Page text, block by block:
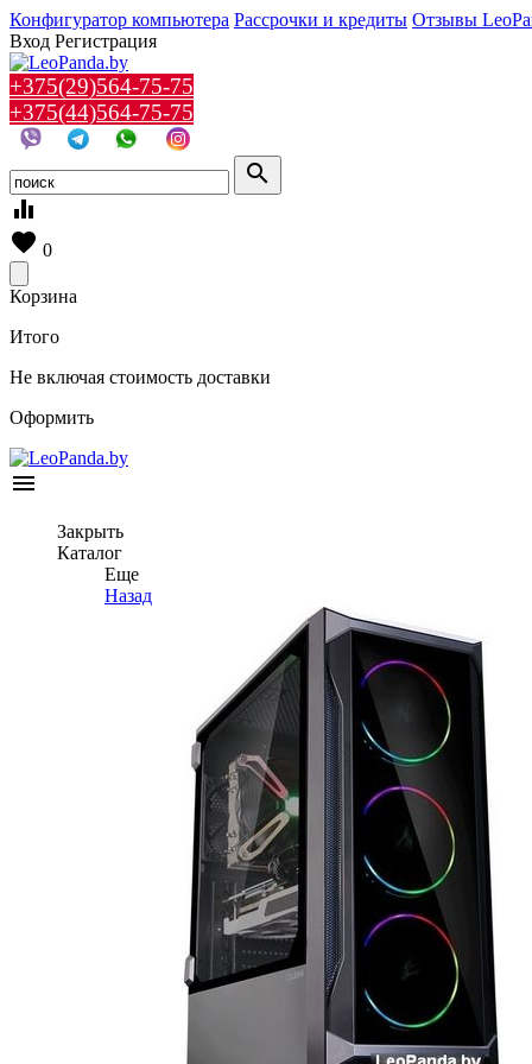
Конфигуратор компьютера Рассрочки и кредиты Отзывы
Вход Регистрация
+375(29)564-75-75
+375(44)564-75-75
search
equalizer
favorite 0
Корзина
Итого
Не включая стоимость доставки
Оформить
menu
Закрыть
Каталог
Еще
Назад